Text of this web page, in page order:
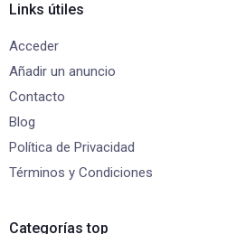
Links útiles
Acceder
Añadir un anuncio
Contacto
Blog
Política de Privacidad
Términos y Condiciones
Categorías top